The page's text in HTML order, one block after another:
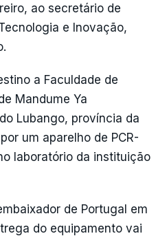
ao secretário de
e Inovação,
a Faculdade de
Mandume Ya
Lubango, província da
um aparelho de PCR-
laboratório da instituição
de Portugal em
do equipamento vai